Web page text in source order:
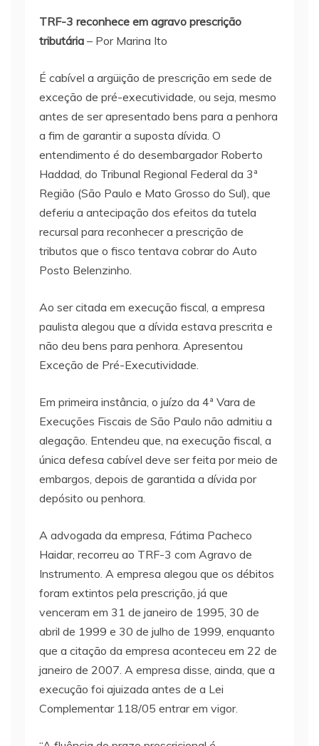
TRF-3 reconhece em agravo prescrição
tributária – Por Marina Ito
É cabível a argüição de prescrição em sede de
exceção de pré-executividade, ou seja, mesmo
antes de ser apresentado bens para a penhora
a fim de garantir a suposta dívida. O
entendimento é do desembargador Roberto
Haddad, do Tribunal Regional Federal da 3ª
Região (São Paulo e Mato Grosso do Sul), que
deferiu a antecipação dos efeitos da tutela
recursal para reconhecer a prescrição de
tributos que o fisco tentava cobrar do Auto
Posto Belenzinho.
Ao ser citada em execução fiscal, a empresa
paulista alegou que a dívida estava prescrita e
não deu bens para penhora. Apresentou
Exceção de Pré-Executividade.
Em primeira instância, o juízo da 4ª Vara de
Execuções Fiscais de São Paulo não admitiu a
alegação. Entendeu que, na execução fiscal, a
única defesa cabível deve ser feita por meio de
embargos, depois de garantida a dívida por
depósito ou penhora.
A advogada da empresa, Fátima Pacheco
Haidar, recorreu ao TRF-3 com Agravo de
Instrumento. A empresa alegou que os débitos
foram extintos pela prescrição, já que
venceram em 31 de janeiro de 1995, 30 de
abril de 1999 e 30 de julho de 1999, enquanto
que a citação da empresa aconteceu em 22 de
janeiro de 2007. A empresa disse, ainda, que a
execução foi ajuizada antes de a Lei
Complementar 118/05 entrar em vigor.